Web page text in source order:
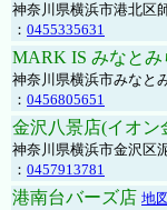
神奈川県横浜市港北区
： 0455335631
MARK IS みなとみ
神奈川県横浜市みなと
： 0456805651
金沢八景店(イオン
神奈川県横浜市金沢区
： 0457913781
港南台バーズ店 地図